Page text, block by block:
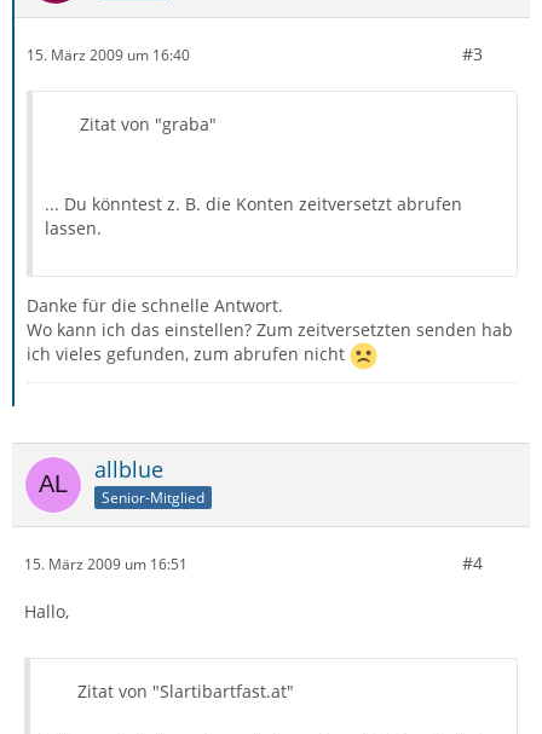
15. März 2009 um 16:40 #3
Zitat von "graba"
... Du könntest z. B. die Konten zeitversetzt abrufen
lassen.
Danke für die schnelle Antwort.
Wo kann ich das einstellen? Zum zeitversetzten senden hab
ich vieles gefunden, zum abrufen nicht
allblue
Senior-Mitglied
15. März 2009 um 16:51 #4
Hallo,
Zitat von "Slartibartfast.at"